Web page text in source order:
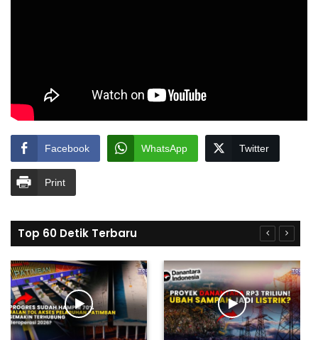
Facebook WhatsApp Twitter
Print
Top 60 Detik Terbaru